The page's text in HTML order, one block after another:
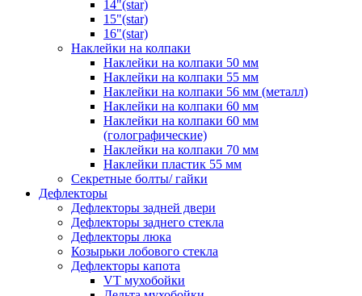
14"(star)
15"(star)
16"(star)
Наклейки на колпаки
Наклейки на колпаки 50 мм
Наклейки на колпаки 55 мм
Наклейки на колпаки 56 мм (металл)
Наклейки на колпаки 60 мм
Наклейки на колпаки 60 мм
(голографические)
Наклейки на колпаки 70 мм
Наклейки пластик 55 мм
Секретные болты/ гайки
Дефлекторы
Дефлекторы задней двери
Дефлекторы заднего стекла
Дефлекторы люка
Козырьки лобового стекла
Дефлекторы капота
VT мухобойки